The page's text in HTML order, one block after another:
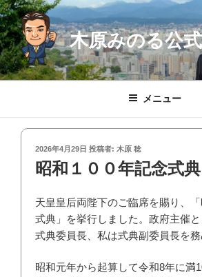
コ
ン
テ
ン
ツ
木原みのる公
メニュー
投
稿
日:
2026年4月29日 投稿者: 木原 稔
昭和１００年記念式典
天皇皇后両陛下のご臨席を賜り、
式典」を挙行しました。政府主催
式典委員長、私は式典副委員長を務
昭和元年から起算して令和8年に満